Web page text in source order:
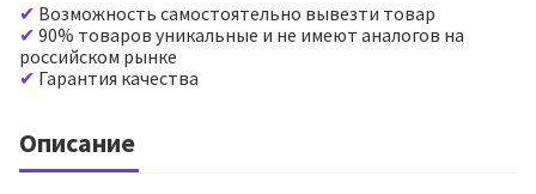
Возможность самостоятельно вывезти товар
90% товаров уникальные и не имеют аналогов на
российском рынке
Гарантия качества
Описание